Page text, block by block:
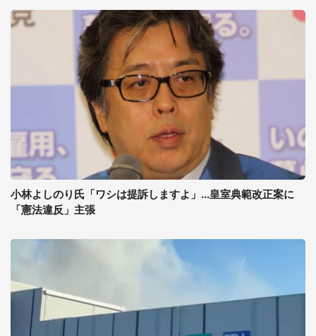
小林よしのり氏「ワシは提訴しますよ」...皇室典範改正案に
「憲法違反」主張